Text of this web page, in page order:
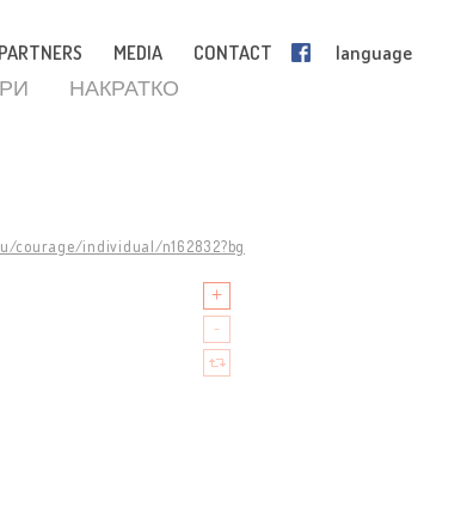
PARTNERS MEDIA CONTACT language
НАКРАТКО
courage/individual/n162832?bg